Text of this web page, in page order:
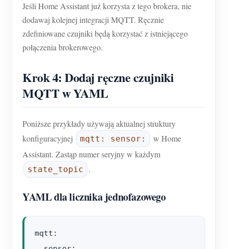
Jeśli Home Assistant już korzysta z tego brokera, nie
dodawaj kolejnej integracji MQTT. Ręcznie
zdefiniowane czujniki będą korzystać z istniejącego
połączenia brokerowego.
Krok 4: Dodaj ręczne czujniki
MQTT w YAML
Poniższe przykłady używają aktualnej struktury
konfiguracyjnej
mqtt: sensor:
w Home
Assistant. Zastąp numer seryjny w każdym
state_topic .
YAML dla licznika jednofazowego
mqtt: